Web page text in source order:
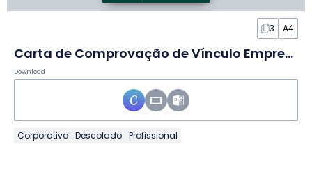
3 A4
Carta de Comprovação de Vínculo Empregatício para Visto em Slides
Download
Corporativo Descolado Profissional